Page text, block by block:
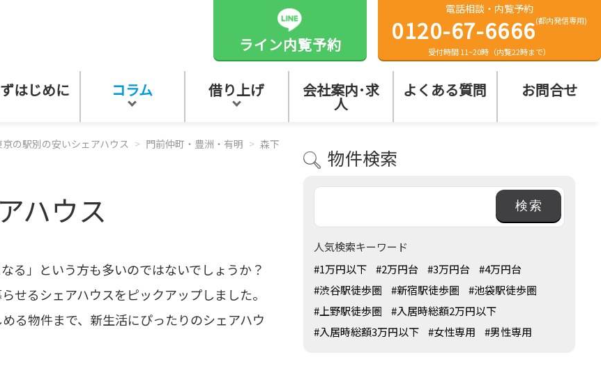
ライン内覧予約
電話相談・内覧予約
0120-67-6666(都内発信専用)
受付時間 11~20時（内覧22時まで）
はじめに コラム 借り上げ 会社案内･求
人
よくある質問 お問合せ
京の駅別の安いシェアハウス 門前仲町・豊洲・有明 森下
ハウス
る」という方も多いのではないでしょうか？
せるシェアハウスをピックアップしました。
る物件まで、新生活にぴったりのシェアハウ
物件検索
人気検索キーワード
#1万円以下
#2万円台 #3万円台
#4万円台
#渋谷駅徒歩圏
#新宿駅徒歩圏
#池袋駅徒歩圏
#上野駅徒歩圏
#入居時総額2万円以下
#入居時総額3万円以下
#女性専用 #男性専用